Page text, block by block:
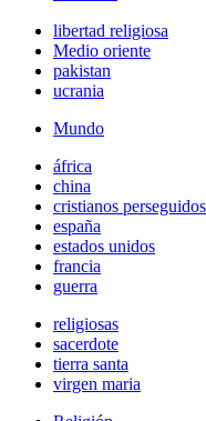
libertad religiosa
Medio oriente
pakistan
ucrania
Mundo
áfrica
china
cristianos perseguidos
españa
estados unidos
francia
guerra
religiosas
sacerdote
tierra santa
virgen maria